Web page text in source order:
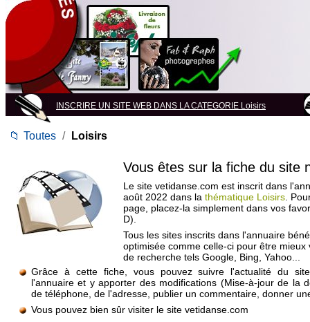
INSCRIRE UN SITE WEB DANS LA CATEGORIE Loisirs
📁 Toutes / Loisirs
Vous êtes sur la fiche du site
Le site vetidanse.com est inscrit dans
août 2022 dans la thématique Loisirs .
page, placez-la simplement dans vos
D).
Tous les sites inscrits dans l'annuaire
optimisée comme celle-ci pour être mieux
de recherche tels Google, Bing, Yahoo...
Grâce à cette fiche, vous pouvez suivre l'actualité du
l'annuaire et y apporter des modifications (Mise-à-jour de la
de téléphone, de l'adresse, publier un commentaire, donner
Vous pouvez bien sûr visiter le site vetidanse.com